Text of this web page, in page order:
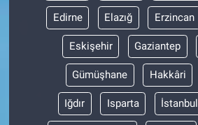
Edirne Elazığ Erzincan
Eskişehir Gaziantep
Gümüşhane Hakkâri
Iğdır Isparta İstanbul